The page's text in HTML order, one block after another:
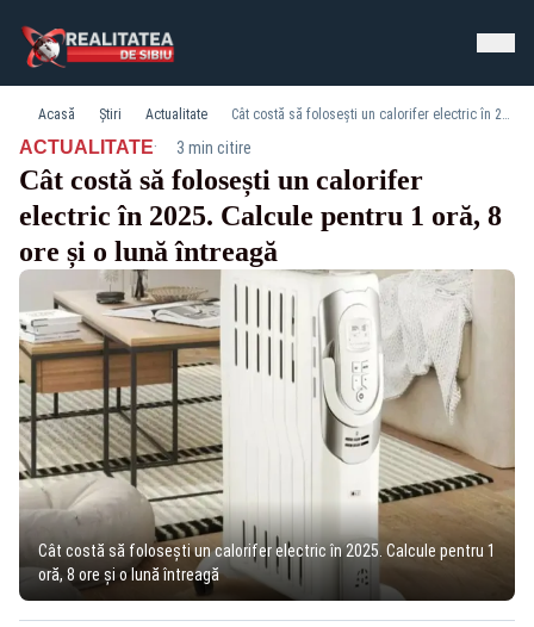
Acasă Știri Actualitate Cât costă să folosești un calorifer electric în 2025. Calcule pentru 1 oră, 8 ore și o lună întreagă
ACTUALITATE· 3 min citire
Cât costă să folosești un calorifer
electric în 2025. Calcule pentru 1 oră, 8
ore și o lună întreagă
Cât costă să folosești un calorifer electric în 2025. Calcule pentru 1
oră, 8 ore și o lună întreagă